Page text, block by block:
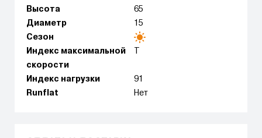
Высота
65
Диаметр
15
Сезон
Индекс максимальной
скорости
Индекс нагрузки
91
Runflat
Нет